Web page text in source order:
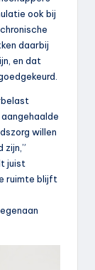
ook bij
daarbij
en dat
willen
zijn,”
juist
ruimte blijft